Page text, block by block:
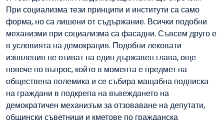
При социализма тези принципи и институти са само
форма, но са лишени от съдържание. Всички подобни
механизми при социализма са фасадни. Съвсем друго е
в условията на демокрация. Подобни лековати
изявления не отиват на един държавен глава, още
повече по въпрос, който в момента е предмет на
обществена полемика и се събира мащабна подписка
на граждани в подкрепа на въвеждането на
демократичен механизъм за отзоваване на депутати,
общински съветници и кметове по гражданска